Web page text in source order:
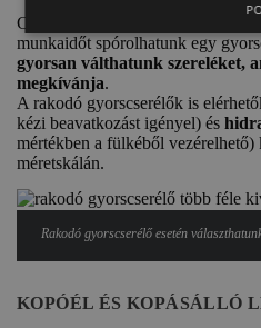
Csakúgy, mint a kotrógépeknél, a
munkaidőt spórolhatunk egy
gyorsan válthatunk szereléket,
megkívánja.
A rakodó gyorscserélők is
kézi beavatkozást igényel) és
mértékben a fülkéből
méretskálán.
Rakodó gyorscserélő esetén
KOPÓÉL ÉS KOPÁSÁLLÓ